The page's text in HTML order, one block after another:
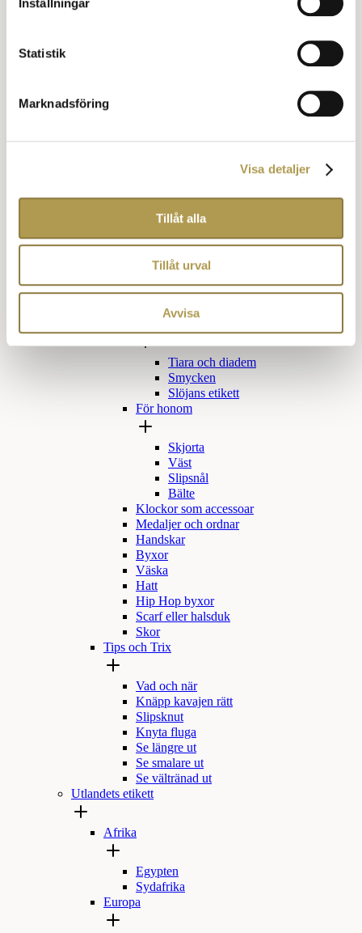
Statistik
Marknadsföring
Visa detaljer
Tillåt alla
Tillåt urval
Avvisa
Cocktail klädsel
Påhittade klädkoder
Obegripliga klädkoder
Sommarfin
Tillbehör klädkoder
Tiara och diadem
Smycken
Slöjans etikett
För honom
Skjorta
Väst
Slipsnål
Bälte
Klockor som accessoar
Medaljer och ordnar
Handskar
Byxor
Väska
Hatt
Hip Hop byxor
Scarf eller halsduk
Skor
Tips och Trix
Vad och när
Knäpp kavajen rätt
Slipsknut
Knyta fluga
Se längre ut
Se smalare ut
Se vältränad ut
Utlandets etikett
Afrika
Egypten
Sydafrika
Europa